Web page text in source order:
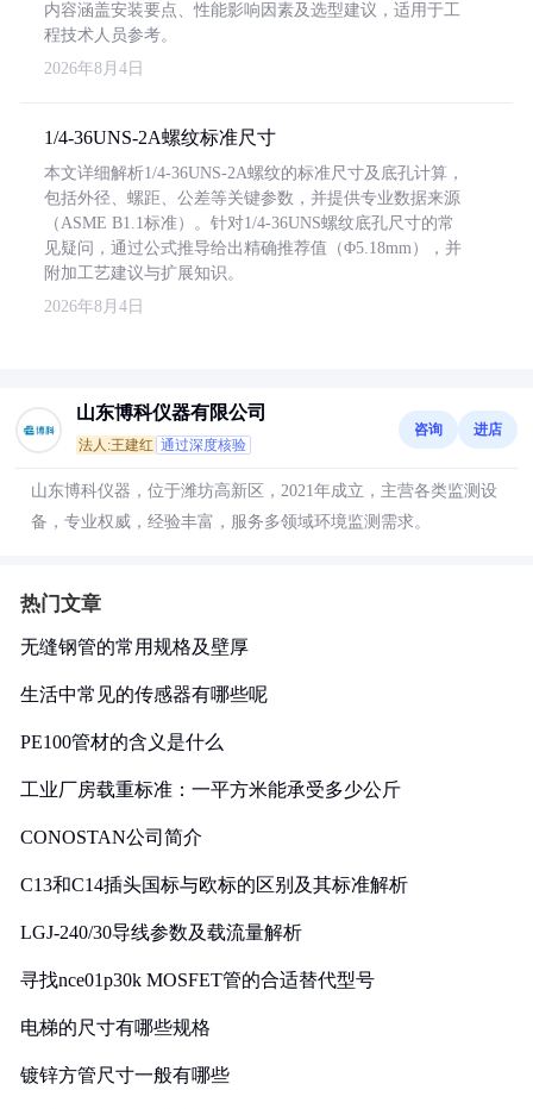
内容涵盖安装要点、性能影响因素及选型建议，适用于工
程技术人员参考。
2026年8月4日
1/4-36UNS-2A螺纹标准尺寸
本文详细解析1/4-36UNS-2A螺纹的标准尺寸及底孔计算，
包括外径、螺距、公差等关键参数，并提供专业数据来源
（ASME B1.1标准）。针对1/4-36UNS螺纹底孔尺寸的常
见疑问，通过公式推导给出精确推荐值（Φ5.18mm），并
附加工艺建议与扩展知识。
2026年8月4日
山东博科仪器有限公司
法人:王建红 通过深度核验
咨询 进店
山东博科仪器，位于潍坊高新区，2021年成立，主营各类监测设
备，专业权威，经验丰富，服务多领域环境监测需求。
热门文章
无缝钢管的常用规格及壁厚
生活中常见的传感器有哪些呢
PE100管材的含义是什么
工业厂房载重标准：一平方米能承受多少公斤
CONOSTAN公司简介
C13和C14插头国标与欧标的区别及其标准解析
LGJ-240/30导线参数及载流量解析
寻找nce01p30k MOSFET管的合适替代型号
电梯的尺寸有哪些规格
镀锌方管尺寸一般有哪些